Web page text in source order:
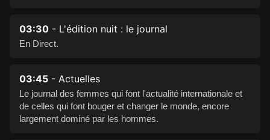
03:30 - L'édition nuit : le journal
En Direct.
03:45 - Actuelles
Le journal des femmes qui font l'actualité internationale et
de celles qui font bouger et changer le monde, encore
largement dominé par les hommes.